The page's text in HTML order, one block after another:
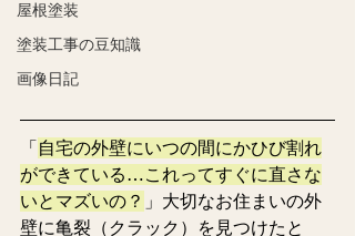
屋根塗装
塗装工事の豆知識
画像日記
「 自宅の外壁にいつの間にかひび割れ
ができている…これってすぐに直さな
いとマズいの？ 」大切なお住まいの外
壁に亀裂（クラック）を見つけたと